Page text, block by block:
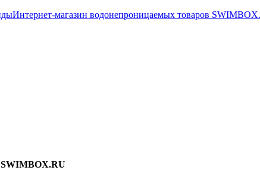
Интернет-магазин водонепроницаемых товаров
SWIMBOX.RU